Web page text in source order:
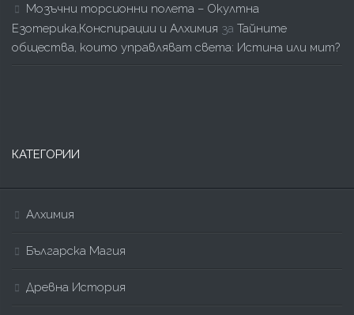
Мозъчни торсионни полета – Окултна
Езотерика,Конспирации и Алхимия за Тайните
общества, които управляват света: Истина или мит?
КАТЕГОРИИ
Алхимия
Българска Магия
Древна История